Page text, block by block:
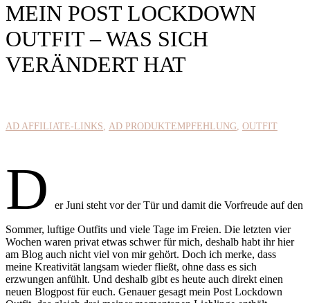
MEIN POST LOCKDOWN
OUTFIT – WAS SICH
VERÄNDERT HAT
AD AFFILIATE-LINKS AD PRODUKTEMPFEHLUNG OUTFIT
D er Juni steht vor der Tür und damit die Vorfreude auf den
Sommer, luftige Outfits und viele Tage im Freien. Die letzten vier
Wochen waren privat etwas schwer für mich, deshalb habt ihr hier
am Blog auch nicht viel von mir gehört. Doch ich merke, dass
meine Kreativität langsam wieder fließt, ohne dass es sich
erzwungen anfühlt. Und deshalb gibt es heute auch direkt einen
neuen Blogpost für euch. Genauer gesagt mein Post Lockdown